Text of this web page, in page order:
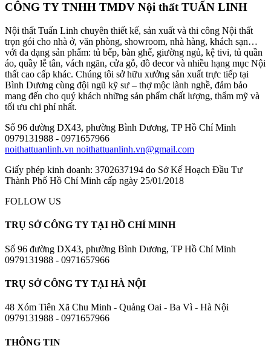
CÔNG TY TNHH TMDV Nội thất TUẤN LINH
Nội thất Tuấn Linh chuyên thiết kế, sản xuất và thi công Nội thất
trọn gói cho nhà ở, văn phòng, showroom, nhà hàng, khách sạn…
với đa dạng sản phẩm: tủ bếp, bàn ghế, giường ngủ, kệ tivi, tủ quần
áo, quầy lễ tân, vách ngăn, cửa gỗ, đồ decor và nhiều hạng mục Nội
thất cao cấp khác. Chúng tôi sở hữu xưởng sản xuất trực tiếp tại
Bình Dương cùng đội ngũ kỹ sư – thợ mộc lành nghề, đảm bảo
mang đến cho quý khách những sản phẩm chất lượng, thẩm mỹ và
tối ưu chi phí nhất.
Số 96 đường DX43, phường Bình Dương, TP Hồ Chí Minh
0979131988 - 0971657966
noithattuanlinh.vn noithattuanlinh.vn@gmail.com
Giấy phép kinh doanh: 3702637194 do Sở Kế Hoạch Đầu Tư
Thành Phố Hồ Chí Minh cấp ngày 25/01/2018
FOLLOW US
TRỤ SỞ CÔNG TY TẠI HỒ CHÍ MINH
Số 96 đường DX43, phường Bình Dương, TP Hồ Chí Minh
0979131988 - 0971657966
TRỤ SỞ CÔNG TY TẠI HÀ NỘI
48 Xóm Tiên Xã Chu Minh - Quảng Oai - Ba Vì - Hà Nội
0979131988 - 0971657966
THÔNG TIN